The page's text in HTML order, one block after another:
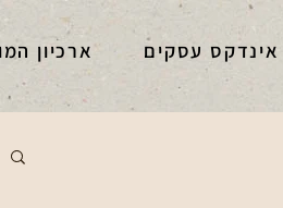
אינדקס עסקים ארכיון